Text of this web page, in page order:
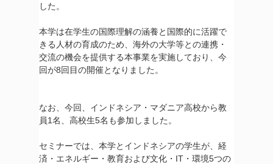
した。
本学は在学生の国際理解の涵養と国際的に活躍で
きる人材の育成のため、海外の大学等との連携・
交流の機会を提供する本事業を実施しており、今
回が8回目の開催となりました。
なお、今回、インドネシア・マダニア高校から教
員1名、高校生5名も参加しました。
セミナーでは、本学とインドネシアの学生が、経
済・エネルギー・教育および文化・IT・環境5つの